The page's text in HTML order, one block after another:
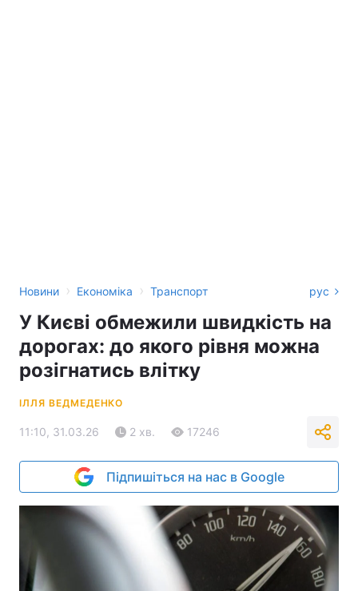
Новини › Економіка › Транспорт рус
У Києві обмежили швидкість на
дорогах: до якого рівня можна
розігнатись влітку
ІЛЛЯ ВЕДМЕДЕНКО
11:10, 31.03.26 2 хв. 17246
Підпишіться на нас в Google